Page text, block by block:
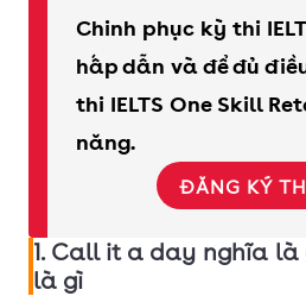
lid on it, Stop for the day,
Wrap things up.
Các idioms và từ trái
midnight oil, Carry on, Go
Keep going, Push on /
Stay at it, Work through.
Chinh phục kỳ thi
hấp dẫn và để đủ
thi IELTS One Skill
năng.
ĐĂNG KÝ
1. Call it a day nghĩa
là gì